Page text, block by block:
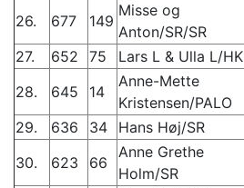
26. 677 149
Misse og
Anton/SR/SR
27.
652 75 Lars L & Ulla L/HK
28.
645 14
Anne-Mette
Kristensen/PALO
29.
636 34 Hans Høj/SR
30.
623 66
Anne Grethe
Holm/SR